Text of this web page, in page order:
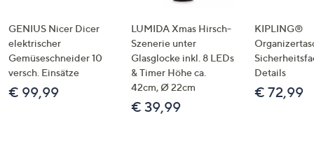
GENIUS Nicer Dicer
elektrischer
Gemüseschneider 10
versch. Einsätze
€ 99,99
LUMIDA Xmas Hirsch-
Szenerie unter
Glasglocke inkl. 8 LEDs
& Timer Höhe ca.
42cm, Ø 22cm
€ 39,99
KIPLING®
Details
€ 72,99